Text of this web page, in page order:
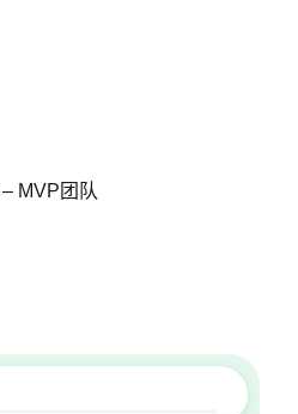
人 – 选择最优秀的 – MVP团队
MVP团队